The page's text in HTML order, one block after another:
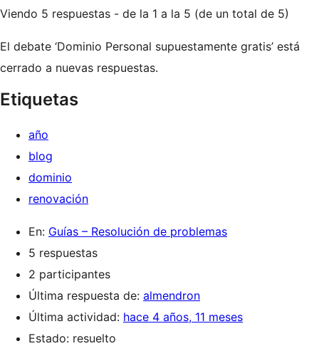
Viendo 5 respuestas - de la 1 a la 5 (de un total de 5)
El debate ‘Dominio Personal supuestamente gratis’ está
cerrado a nuevas respuestas.
Etiquetas
año
blog
dominio
renovación
En: Guías – Resolución de problemas
5 respuestas
2 participantes
Última respuesta de: almendron
Última actividad: hace 4 años, 11 meses
Estado: resuelto